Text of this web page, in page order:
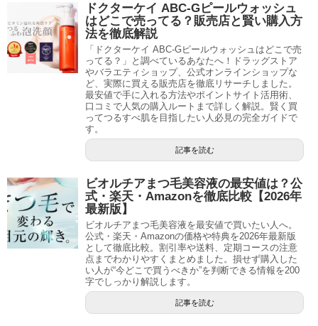
ドクターケイ ABC-Gピールウォッシュ
はどこで売ってる？販売店と賢い購入方
法を徹底解説
「ドクターケイ ABC-Gピールウォッシュはどこで売
ってる？」と調べているあなたへ！ドラッグストア
やバラエティショップ、公式オンラインショップな
ど、実際に買える販売店を徹底リサーチしました。
最安値で手に入れる方法やポイントサイト活用術、
口コミで人気の購入ルートまで詳しく解説。賢く買
ってつるすべ肌を目指したい人必見の完全ガイドで
す。
記事を読む
ビオルチアまつ毛美容液の最安値は？公
式・楽天・Amazonを徹底比較【2026年
最新版】
ビオルチアまつ毛美容液を最安値で買いたい人へ。
公式・楽天・Amazonの価格や特典を2026年最新版
として徹底比較。割引率や送料、定期コースの注意
点までわかりやすくまとめました。損せず購入した
い人が“今どこで買うべきか”を判断できる情報を200
字でしっかり解説します。
記事を読む